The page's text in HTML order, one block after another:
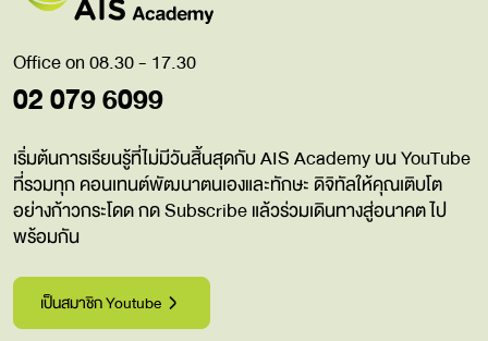
Office on 08.30 - 17.30
02 079 6099
เริ่มต้นการเรียนรู้ที่ไม่มีวันสิ้นสุดกับ AIS Academy บน YouTube
ที่รวมทุก คอนเทนต์พัฒนาตนเองและทักษะ ดิจิทัลให้คุณเติบโต
อย่างก้าวกระโดด กด Subscribe แล้วร่วมเดินทางสู่อนาคต ไป
พร้อมกัน
เป็นสมาชิก Youtube